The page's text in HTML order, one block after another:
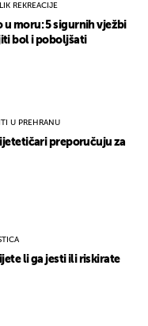
REKREACIJE
u moru: 5 sigurnih vježbi
bol i poboljšati
U PREHRANU
preporučuju za
li ga jesti ili riskirate